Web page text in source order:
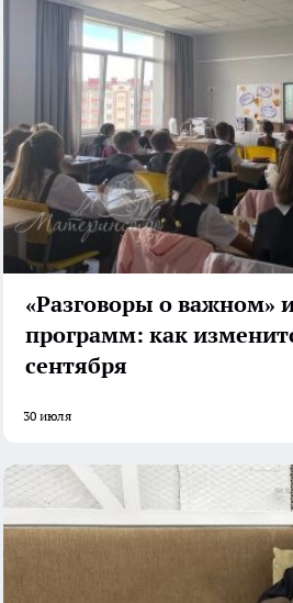
«Разговоры о важном»
программ: как
сентября
30 июля